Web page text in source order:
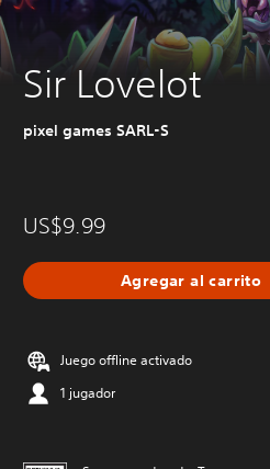
Sir Lovelot
pixel games SARL-S
US$9.99
Agregar al carrito
Juego offline activado
1 jugador